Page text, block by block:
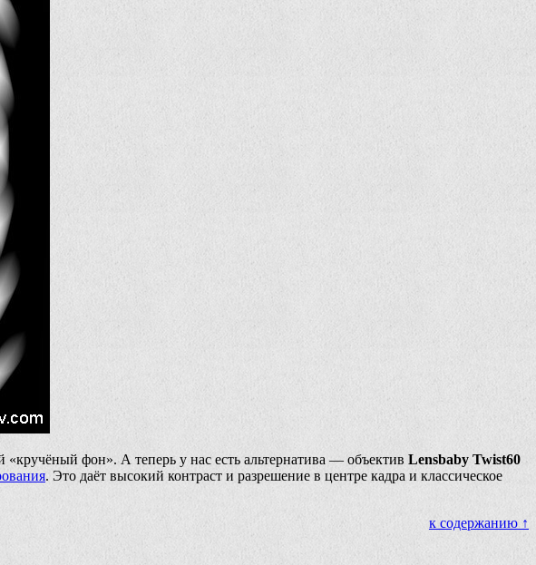
фон». А теперь у нас есть альтернатива — объектив Lensbaby Twist60
. Это даёт высокий контраст и разрешение в центре кадра и классическое
к содержанию ↑